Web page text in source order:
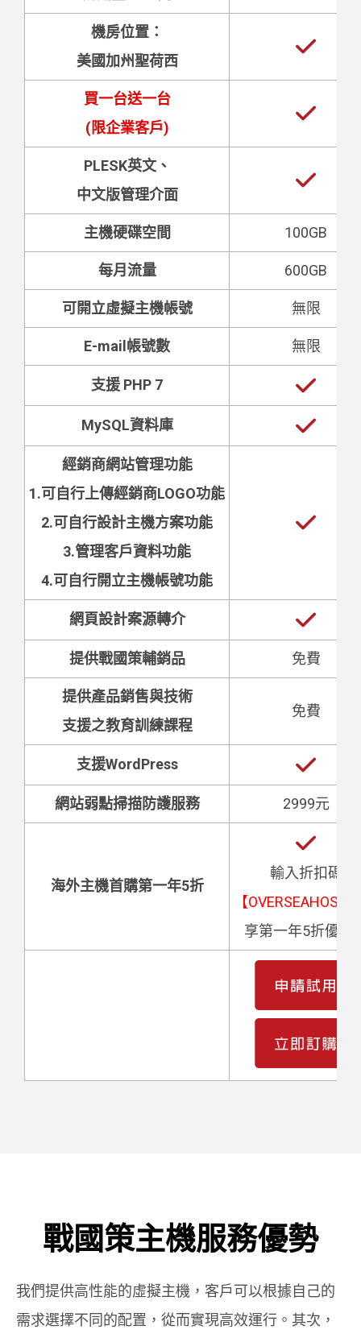
機房位置：
美國加州聖荷西
買一台送一台
(限企業客戶)
PLESK英文、
中文版管理介面
主機硬碟空間 100GB
每月流量 600GB
可開立虛擬主機帳號 無限
E-mail帳號數 無限
支援 PHP 7
MySQL資料庫
經銷商網站管理功能
1.可自行上傳經銷商LOGO功能
2.可自行設計主機方案功能
3.管理客戶資料功能
4.可自行開立主機帳號功能
網頁設計案源轉介
提供戰國策輔銷品 免費
提供產品銷售與技術
支援之教育訓練課程
免費
支援WordPress
網站弱點掃描防護服務 2999元
海外主機首購第一年5折
輸入折扣碼
【
享第一年5折優惠
戰國策主機服務優勢
我們提供高性能的虛擬主機，客戶可以根據自己的
需求選擇不同的配置，從而實現高效運行。其次，